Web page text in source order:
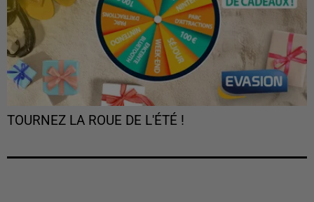
TOURNEZ LA ROUE DE L'ÉTÉ !